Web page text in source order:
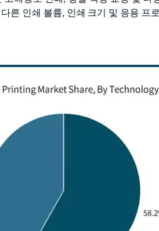
른 인쇄 볼륨, 인쇄 크기 및 응용 프